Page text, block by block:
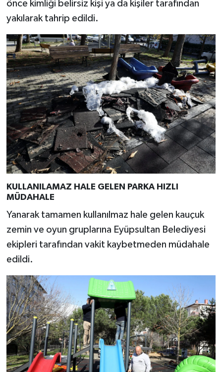
önce kimliği belirsiz kişi ya da kişiler tarafından
yakılarak tahrip edildi.
KULLANILAMAZ HALE GELEN PARKA HIZLI
MÜDAHALE
Yanarak tamamen kullanılmaz hale gelen kauçuk
zemin ve oyun gruplarına Eyüpsultan Belediyesi
ekipleri tarafından vakit kaybetmeden müdahale
edildi.